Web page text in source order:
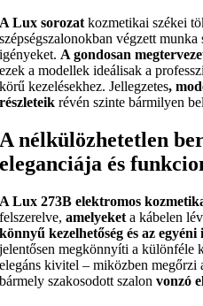
A Lux sorozat kozmetikai székei
szépségszalonokban végzett munka
igényeket. A gondosan
ezek a modellek ideálisak a
körű kezelésekhez. Jellegzetes,
részleteik révén szinte bármilyen
A nélkülözhetetlen
eleganciája és
A Lux 273B elektromos
felszerelve,amelyeket a kábelen
könnyű kezelhetőség és az
jelentősen megkönnyíti a különféle
elegáns kivitel – miközben megőrzi
bármely szakosodott szalonvonzó